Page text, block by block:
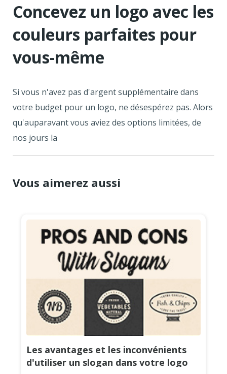
Concevez un logo avec les
couleurs parfaites pour
vous-même
Si vous n'avez pas d'argent supplémentaire dans
votre budget pour un logo, ne désespérez pas. Alors
qu'auparavant vous aviez des options limitées, de
nos jours la
Vous aimerez aussi
Les avantages et les inconvénients
d'utiliser un slogan dans votre logo